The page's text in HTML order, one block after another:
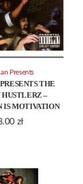
THE
HUSTLERZ –
IS MOTIVATION
zł
Presents